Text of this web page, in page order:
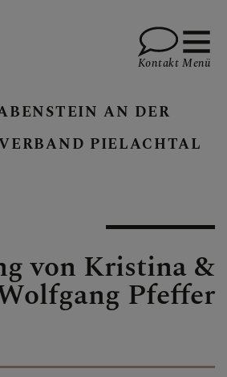
AN DER
PIELACHTAL
Kontakt Menü
von Kristina &
Pfeffer